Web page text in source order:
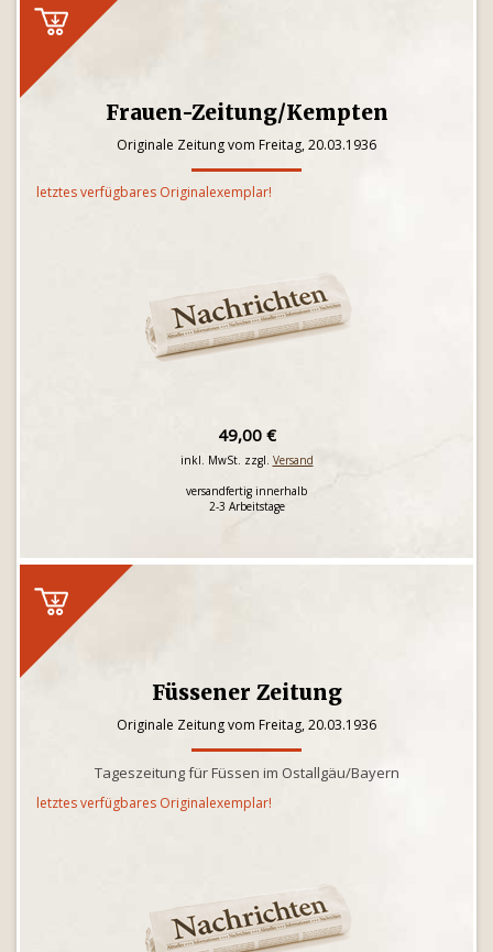
Frauen-Zeitung/Kempten
Originale Zeitung vom Freitag, 20.03.1936
letztes verfügbares Originalexemplar!
49,00 €
inkl. MwSt. zzgl. Versand
versandfertig innerhalb
2-3 Arbeitstage
Füssener Zeitung
Originale Zeitung vom Freitag, 20.03.1936
Tageszeitung für Füssen im Ostallgäu/Bayern
letztes verfügbares Originalexemplar!